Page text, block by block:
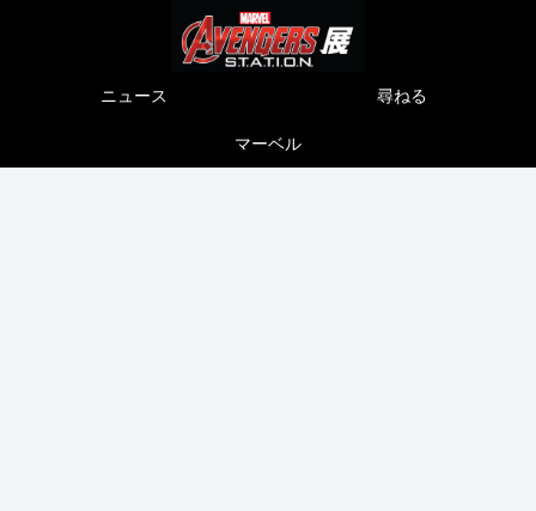
ニュース 尋ねる
マーベル